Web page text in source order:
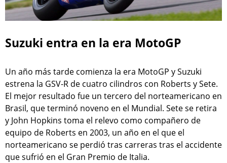
Suzuki entra en la era MotoGP
Un año más tarde comienza la era MotoGP y Suzuki
estrena la GSV-R de cuatro cilindros con Roberts y Sete.
El mejor resultado fue un tercero del norteamericano en
Brasil, que terminó noveno en el Mundial. Sete se retira
y John Hopkins toma el relevo como compañero de
equipo de Roberts en 2003, un año en el que el
norteamericano se perdió tras carreras tras el accidente
que sufrió en el Gran Premio de Italia.